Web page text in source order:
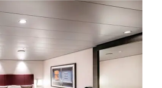
nord-occidentale dell'isola di
montuosa della Serra de
regione di uliveti, pinete e
costa spettacolarmente dominata
di Maiorca si trova nella parte
baia famosa per i suoi brillanti
della costa meridionale è
rocciose interrotte da spiagge e